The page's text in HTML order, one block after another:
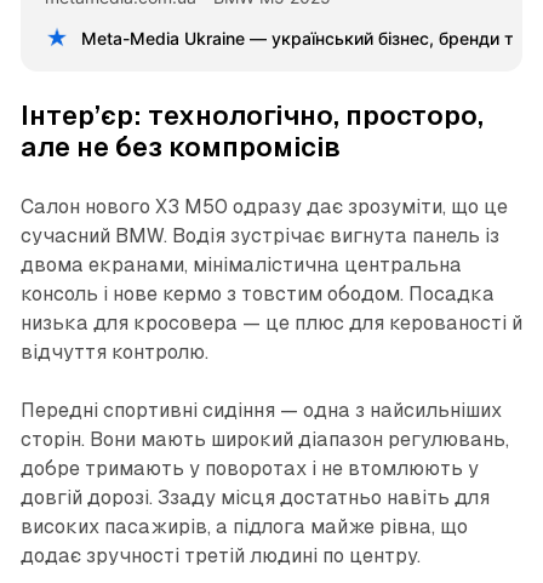
Meta-Media Ukraine — український бізнес, бренди та
Інтер’єр: технологічно, просторо,
але не без компромісів
Салон нового X3 M50 одразу дає зрозуміти, що це
сучасний BMW. Водія зустрічає вигнута панель із
двома екранами, мінімалістична центральна
консоль і нове кермо з товстим ободом. Посадка
низька для кросовера — це плюс для керованості й
відчуття контролю.
Передні спортивні сидіння — одна з найсильніших
сторін. Вони мають широкий діапазон регулювань,
добре тримають у поворотах і не втомлюють у
довгій дорозі. Ззаду місця достатньо навіть для
високих пасажирів, а підлога майже рівна, що
додає зручності третій людині по центру.